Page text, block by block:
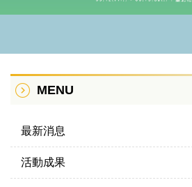
MENU
最新消息
活動成果